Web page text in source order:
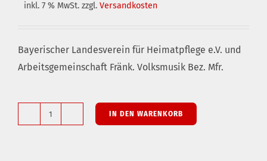
inkl. 7 % MwSt. zzgl. Versandkosten
Bayerischer Landesverein für Heimatpflege e.V. und
Arbeitsgemeinschaft Fränk. Volksmusik Bez. Mfr.
Tafelmeiers
IN DEN WARENKORB